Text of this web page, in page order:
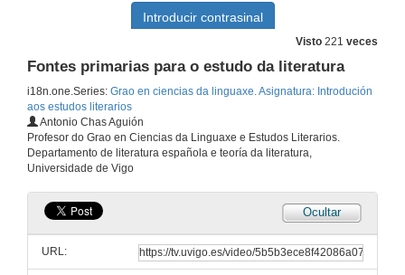
Visto 221 veces
Fontes primarias para o estudo da literatura
i18n.one.Series: Grao en ciencias da linguaxe. Asignatura: Introdución
aos estudos literarios
Antonio Chas Aguión
Profesor do Grao en Ciencias da Linguaxe e Estudos Literarios.
Departamento de literatura española e teoría da literatura,
Universidade de Vigo
Ocultar
URL: